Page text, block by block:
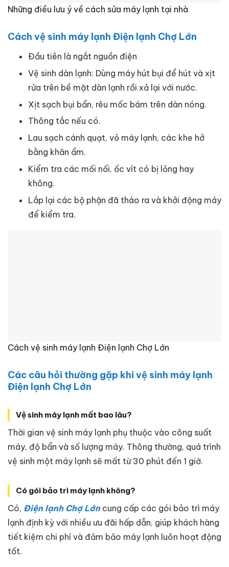
Những điều lưu ý về cách sửa máy lạnh tại nhà
Cách vệ sinh máy lạnh Điện lạnh Chợ Lớn
Đầu tiên là ngắt nguồn điện
Vệ sinh dàn lạnh: Dùng máy hút bụi để hút và xịt
rửa trên bề mặt dàn lạnh rồi xả lại với nước.
Xịt sạch bụi bẩn, rêu mốc bám trên dàn nóng.
Thông tắc nếu có.
Lau sạch cánh quạt, vỏ máy lạnh, các khe hở
bằng khăn ẩm.
Kiểm tra các mối nối, ốc vít có bị lỏng hay
không.
Lắp lại các bộ phận đã tháo ra và khởi động máy
để kiểm tra.
Cách vệ sinh máy lạnh Điện lạnh Chợ Lớn
Các câu hỏi thường gặp khi vệ sinh máy lạnh
Điện lạnh Chợ Lớn
Vệ sinh máy lạnh mất bao lâu?
Thời gian vệ sinh máy lạnh phụ thuộc vào công suất
máy, độ bẩn và số lượng máy. Thông thường, quá trình
vệ sinh một máy lạnh sẽ mất từ 30 phút đến 1 giờ.
Có gói bảo trì máy lạnh không?
Có, Điện lạnh Chợ Lớncung cấp các gói bảo trì máy
lạnh định kỳ với nhiều ưu đãi hấp dẫn, giúp khách hàng
tiết kiệm chi phí và đảm bảo máy lạnh luôn hoạt động
tốt.